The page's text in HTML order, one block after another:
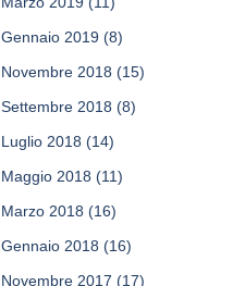
Gennaio 2019 (8)
Novembre 2018 (15)
Settembre 2018 (8)
Luglio 2018 (14)
Maggio 2018 (11)
Marzo 2018 (16)
Gennaio 2018 (16)
Novembre 2017 (17)